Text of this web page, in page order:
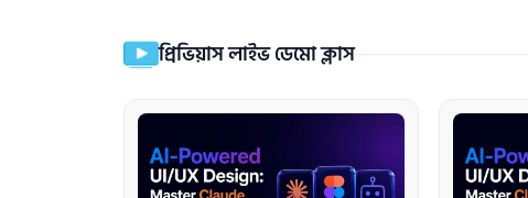
প্রিভিয়াস লাইভ ডেমো ক্লাস